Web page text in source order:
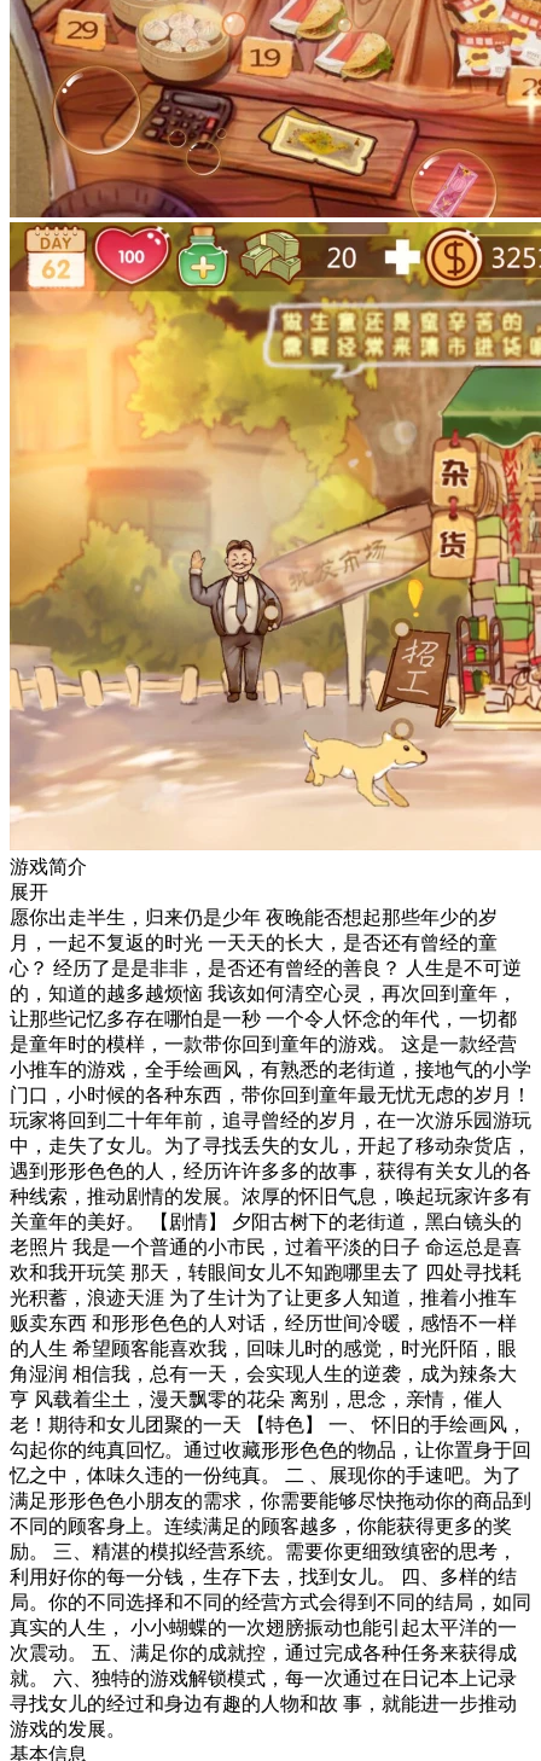
游戏简介
展开
愿你出走半生，归来仍是少年 夜晚能否想起那些年少的岁
月，一起不复返的时光 一天天的长大，是否还有曾经的童
心？ 经历了是是非非，是否还有曾经的善良？ 人生是不可逆
的，知道的越多越烦恼 我该如何清空心灵，再次回到童年，
让那些记忆多存在哪怕是一秒 一个令人怀念的年代，一切都
是童年时的模样，一款带你回到童年的游戏。 这是一款经营
小推车的游戏，全手绘画风，有熟悉的老街道，接地气的小学
门口，小时候的各种东西，带你回到童年最无忧无虑的岁月！
玩家将回到二十年年前，追寻曾经的岁月，在一次游乐园游玩
中，走失了女儿。为了寻找丢失的女儿，开起了移动杂货店，
遇到形形色色的人，经历许许多多的故事，获得有关女儿的各
种线索，推动剧情的发展。浓厚的怀旧气息，唤起玩家许多有
关童年的美好。 【剧情】 夕阳古树下的老街道，黑白镜头的
老照片 我是一个普通的小市民，过着平淡的日子 命运总是喜
欢和我开玩笑 那天，转眼间女儿不知跑哪里去了 四处寻找耗
光积蓄，浪迹天涯 为了生计为了让更多人知道，推着小推车
贩卖东西 和形形色色的人对话，经历世间冷暖，感悟不一样
的人生 希望顾客能喜欢我，回味儿时的感觉，时光阡陌，眼
角湿润 相信我，总有一天，会实现人生的逆袭，成为辣条大
亨 风载着尘土，漫天飘零的花朵 离别，思念，亲情，催人
老！期待和女儿团聚的一天 【特色】 一、 怀旧的手绘画风，
勾起你的纯真回忆。通过收藏形形色色的物品，让你置身于回
忆之中，体味久违的一份纯真。 二 、展现你的手速吧。为了
满足形形色色小朋友的需求，你需要能够尽快拖动你的商品到
不同的顾客身上。连续满足的顾客越多，你能获得更多的奖
励。 三、精湛的模拟经营系统。需要你更细致缜密的思考，
利用好你的每一分钱，生存下去，找到女儿。 四、多样的结
局。你的不同选择和不同的经营方式会得到不同的结局，如同
真实的人生， 小小蝴蝶的一次翅膀振动也能引起太平洋的一
次震动。 五、满足你的成就控，通过完成各种任务来获得成
就。 六、独特的游戏解锁模式，每一次通过在日记本上记录
寻找女儿的经过和身边有趣的人物和故 事，就能进一步推动
游戏的发展。
基本信息